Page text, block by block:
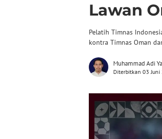
Lawan
Pelatih Timnas
kontra Timnas Oman
Muhammad Adi
Diterbitkan 03